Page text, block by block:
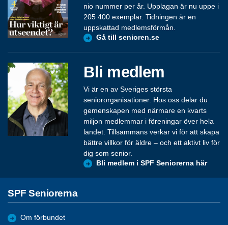
nio nummer per år. Upplagan är nu uppe i
205 400 exemplar. Tidningen är en
uppskattad medlemsförmån.
Gå till senioren.se
Bli medlem
Vi är en av Sveriges största
seniororganisationer. Hos oss delar du
gemenskapen med närmare en kvarts
miljon medlemmar i föreningar över hela
landet. Tillsammans verkar vi för att skapa
bättre villkor för äldre – och ett aktivt liv för
dig som senior.
Bli medlem i SPF Seniorerna här
SPF Seniorerna
Om förbundet